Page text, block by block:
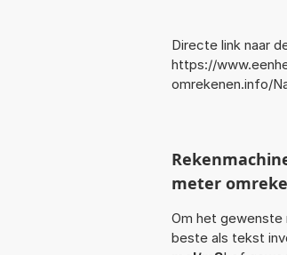
Directe link naar
https://
omrekenen.info/
meter
Om het gewenste
beste als tekst